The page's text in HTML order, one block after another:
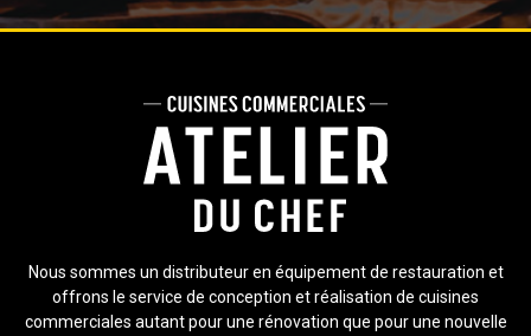
Nous sommes un distributeur en équipement de restauration et
offrons le service de conception et réalisation de cuisines
commerciales autant pour une rénovation que pour une nouvelle